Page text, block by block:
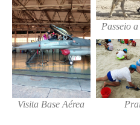
Visita Base Aérea
Passeio